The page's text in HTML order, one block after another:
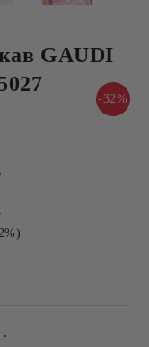
GAUDI
-32%
.